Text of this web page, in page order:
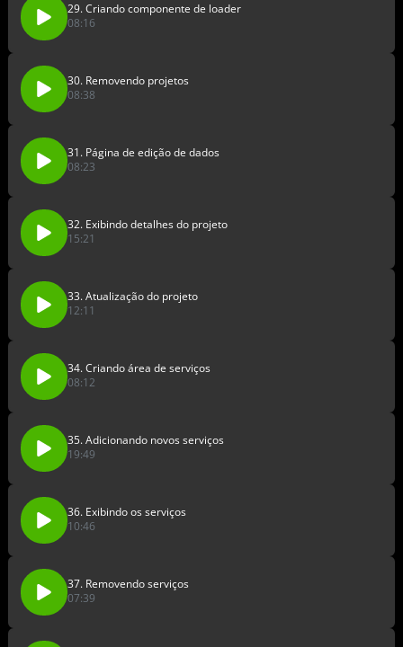
29. Criando componente de loader
08:16
30. Removendo projetos
08:38
31. Página de edição de dados
08:23
32. Exibindo detalhes do projeto
15:21
33. Atualização do projeto
12:11
34. Criando área de serviços
08:12
35. Adicionando novos serviços
19:49
36. Exibindo os serviços
10:46
37. Removendo serviços
07:39